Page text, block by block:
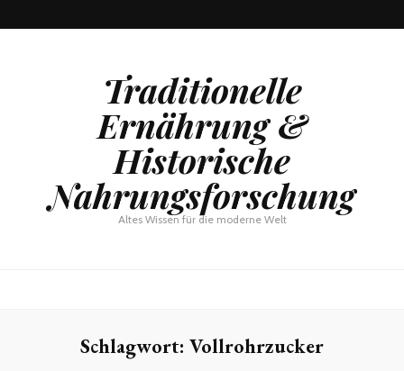
Traditionelle
Ernährung &
Historische
Nahrungsforschung
Altes Wissen für die moderne Welt
Schlagwort: Vollrohrzucker